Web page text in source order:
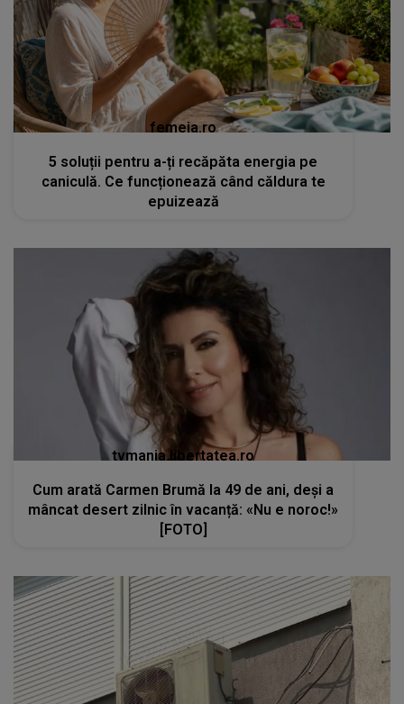
femeia.ro
5 soluții pentru a-ți recăpăta energia pe
caniculă. Ce funcționează când căldura te
epuizează
tvmania.libertatea.ro
Cum arată Carmen Brumă la 49 de ani, deși a
mâncat desert zilnic în vacanță: «Nu e noroc!»
[FOTO]